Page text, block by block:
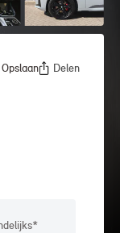
Opslaan Delen